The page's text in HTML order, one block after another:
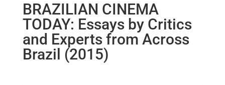
BRAZILIAN CINEMA
TODAY: Essays by Critics
and Experts from Across
Brazil (2015)